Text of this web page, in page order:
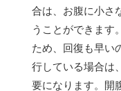
合は、お腹に小さ
うことができます
ため、回復も早い
行している場合は
要になります。開